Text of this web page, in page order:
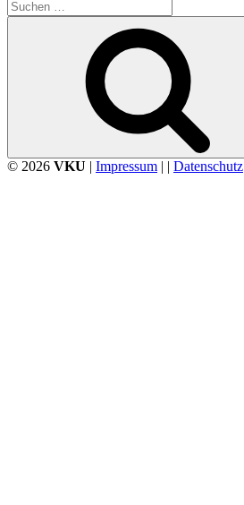
Suchen
nach:
© 2026 VKU | Impressum | | Datenschutz